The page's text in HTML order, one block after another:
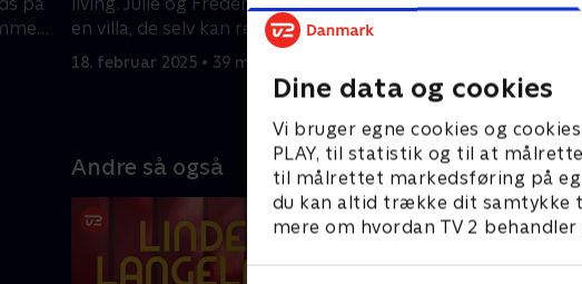
Dine data og cookies
Vi bruger egne cookies og
PLAY, til statistik og til at
til målrettet markedsføring på
du kan altid trække dit samtykke
mere om hvordan TV 2
en villa, de selv kan renovere.
18. februar 2025 • 39 min
Andre så også